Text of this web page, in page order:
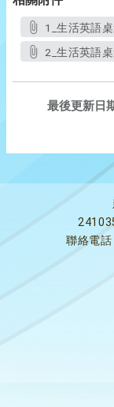
1_生活英語
2_生活英語
最後更新日
聯絡電話